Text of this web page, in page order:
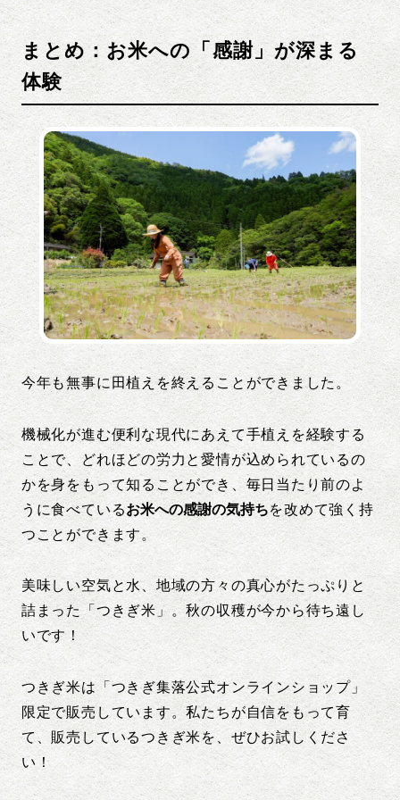
まとめ：お米への「感謝」が深まる
体験
今年も無事に田植えを終えることができました。
機械化が進む便利な現代にあえて手植えを経験する
ことで、どれほどの労力と愛情が込められているの
かを身をもって知ることができ、毎日当たり前のよ
うに食べているお米への感謝の気持ちを改めて強く持
つことができます。
美味しい空気と水、地域の方々の真心がたっぷりと
詰まった「つきぎ米」。秋の収穫が今から待ち遠し
いです！
つきぎ米は「つきぎ集落公式オンラインショップ」
限定で販売しています。私たちが自信をもって育
て、販売しているつきぎ米を、ぜひお試しくださ
い！